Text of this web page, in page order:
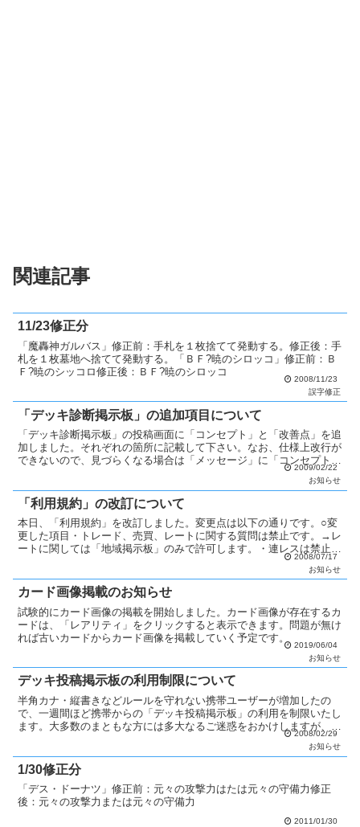
関連記事
11/23修正分
「魔轟神ガルバス」修正前：手札を１枚捨てて発動する。修正後：手
札を１枚墓地へ捨てて発動する。「ＢＦ?暁のシロッコ」修正前：Ｂ
Ｆ?暁のシッコロ修正後：ＢＦ?暁のシロッコ
2008/11/23
誤字修正
「デッキ診断掲示板」の追加項目について
「デッキ診断掲示板」の投稿画面に「コンセプト」と「改善点」を追
加しました。それぞれの箇所に記載して下さい。なお、仕様上改行が
できないので、見づらくなる場合は「メッセージ」に「コンセプト」
2009/02/22
お知らせ
「利用規約」の改訂について
本日、「利用規約」を改訂しました。変更点は以下の通りです。○変
更した項目・トレード、売買、レートに関する質問は禁止です。→レ
ートに関しては「地域掲示板」のみで許可します。・連レスは禁止で
す。修正機能を使って下さい。→1日以上経過した場合、連...2008/07/17
お知らせ
カード画像掲載のお知らせ
試験的にカード画像の掲載を開始しました。カード画像が存在するカ
ードは、「レアリティ」をクリックすると表示できます。問題が無け
れば古いカードからカード画像を掲載していく予定です。
2019/06/04
お知らせ
デッキ投稿掲示板の利用制限について
半角カナ・縦書きなどルールを守れない携帯ユーザーが増加したの
で、一週間ほど携帯からの「デッキ投稿掲示板」の利用を制限いたし
ます。大多数のまともな方には多大なるご迷惑をおかけしますが、ご
2008/02/29
お知らせ
1/30修正分
「デス・ドーナツ」修正前：元々の攻撃力はたは元々の守備力修正
後：元々の攻撃力または元々の守備力
2011/01/30